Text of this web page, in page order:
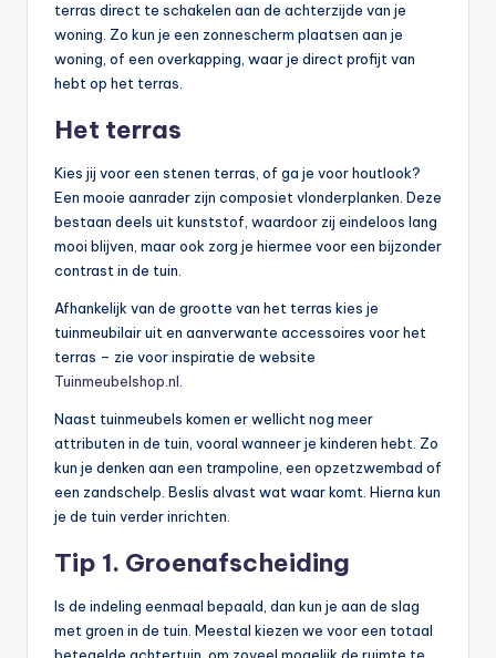
terras direct te schakelen aan de achterzijde van je
woning. Zo kun je een zonnescherm plaatsen aan je
woning, of een overkapping, waar je direct profijt van
hebt op het terras.
Het terras
Kies jij voor een stenen terras, of ga je voor houtlook?
Een mooie aanrader zijn composiet vlonderplanken. Deze
bestaan deels uit kunststof, waardoor zij eindeloos lang
mooi blijven, maar ook zorg je hiermee voor een bijzonder
contrast in de tuin.
Afhankelijk van de grootte van het terras kies je
tuinmeubilair uit en aanverwante accessoires voor het
terras – zie voor inspiratie de website
Tuinmeubelshop.nl
Naast tuinmeubels komen er wellicht nog meer
attributen in de tuin, vooral wanneer je kinderen hebt. Zo
kun je denken aan een trampoline, een opzetzwembad of
een zandschelp. Beslis alvast wat waar komt. Hierna kun
je de tuin verder inrichten.
Tip 1. Groenafscheiding
Is de indeling eenmaal bepaald, dan kun je aan de slag
met groen in de tuin. Meestal kiezen we voor een totaal